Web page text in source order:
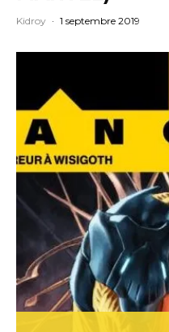
Kidroy · 1 septembre 2019